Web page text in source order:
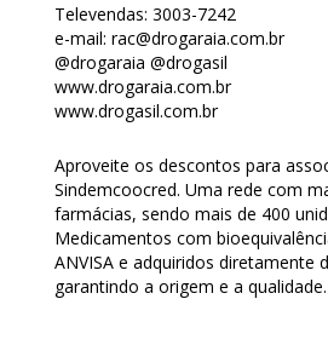
Televendas: 3003-7242
e-mail: rac@drogaraia.com.br
@drogaraia @drogasil
www.drogaraia.com.br
www.drogasil.com.br
Aproveite os descontos para
Sindemcoocred. Uma rede com
farmácias, sendo mais de 400
Medicamentos com
ANVISA e adquiridos diretamente
garantindo a origem e a qualidade.